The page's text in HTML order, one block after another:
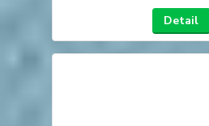
Detail